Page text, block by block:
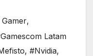
,
Latam
, #Nvidia,